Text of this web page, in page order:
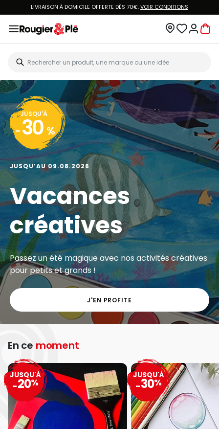
LIVRAISON À DOMICILE OFFERTE DÈS 70€.VOIR CONDITIONS
JUSQU'À
- 30 %
JUSQU’AU 09.08.2026
Vacances
créatives
Passez un été magique avec nos activités créatives
pour petits et grands !
J'EN PROFITE
En ce moment
JUSQU'À
-20%
JUSQU'À
-30%